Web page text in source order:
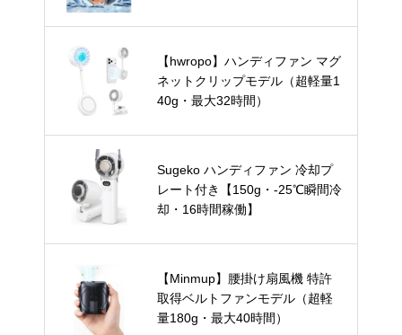
【hwropo】ハンディファン マグ
ネットクリップモデル（超軽量1
40g・最大32時間）
Sugeko ハンディファン 冷却プ
レート付き【150g・-25℃瞬間冷
却・16時間稼働】
【Minmup】腰掛け扇風機 特許
取得ベルトファンモデル（超軽
量180g・最大40時間）